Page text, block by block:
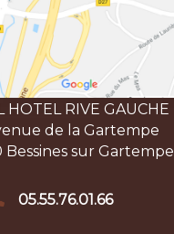
HOTEL RIVE GAUCHE
de la Gartempe
Bessines sur Gartempe
05.55.76.01.66